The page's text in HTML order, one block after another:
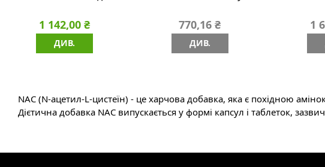
1 142,00 ₴
ДИВ.
770,16 ₴
ДИВ.
1
NAC (N-ацетил-L-цистеїн) - це харчова добавка, яка є похідною
Дієтична добавка NAC випускається у формі капсул і таблеток,